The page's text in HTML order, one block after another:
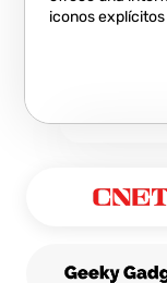
iconos